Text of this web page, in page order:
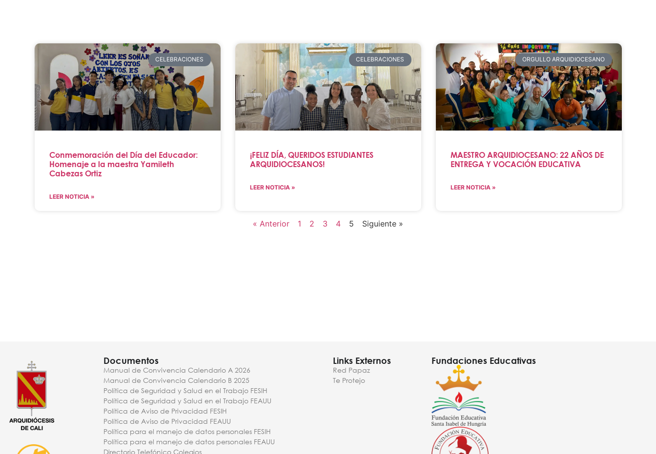
CELEBRACIONES
Conmemoración del Día del Educador:
Homenaje a la maestra Yamileth
Cabezas Ortiz
LEER NOTICIA »
CELEBRACIONES
¡FELIZ DÍA, QUERIDOS ESTUDIANTES
ARQUIDIOCESANOS!
LEER NOTICIA »
ORGULLO ARQUIDIOCESANO
MAESTRO ARQUIDIOCESANO: 22 AÑOS DE
ENTREGA Y VOCACIÓN EDUCATIVA
LEER NOTICIA »
« Anterior 1 2 3 4 5 Siguiente »
Documentos
Manual de Convivencia Calendario A 2026
Manual de Convivencia Calendario B 2025
Política de Seguridad y Salud en el Trabajo FESIH
Política de Seguridad y Salud en el Trabajo FEAUU
Política de Aviso de Privacidad FESIH
Política de Aviso de Privacidad FEAUU
Política para el manejo de datos personales FESIH
Política para el manejo de datos personales FEAUU
Directorio Telefónico Colegios
Links Externos
Red Papaz
Te Protejo
Fundaciones Educativas